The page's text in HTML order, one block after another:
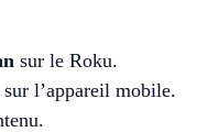
sur le Roku.
l’appareil mobile.